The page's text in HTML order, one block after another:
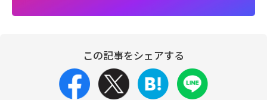
この記事をシェアする